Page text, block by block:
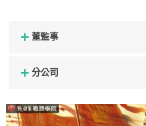
董監事
分公司